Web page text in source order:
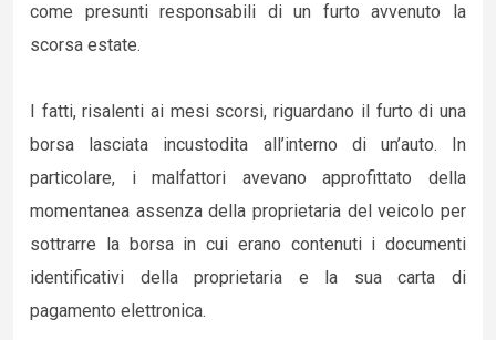
come presunti responsabili di un furto avvenuto la
scorsa estate.
I fatti, risalenti ai mesi scorsi, riguardano il furto di una
borsa lasciata incustodita all’interno di un’auto. In
particolare, i malfattori avevano approfittato della
momentanea assenza della proprietaria del veicolo per
sottrarre la borsa in cui erano contenuti i documenti
identificativi della proprietaria e la sua carta di
pagamento elettronica.